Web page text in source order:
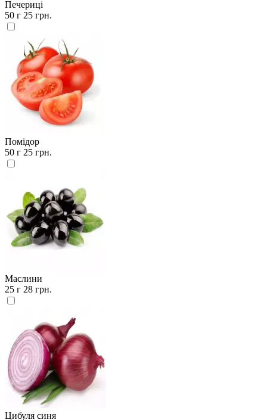
Печериці
50 г 25 грн.
Помідор
50 г 25 грн.
Маслини
25 г 28 грн.
Цибуля синя